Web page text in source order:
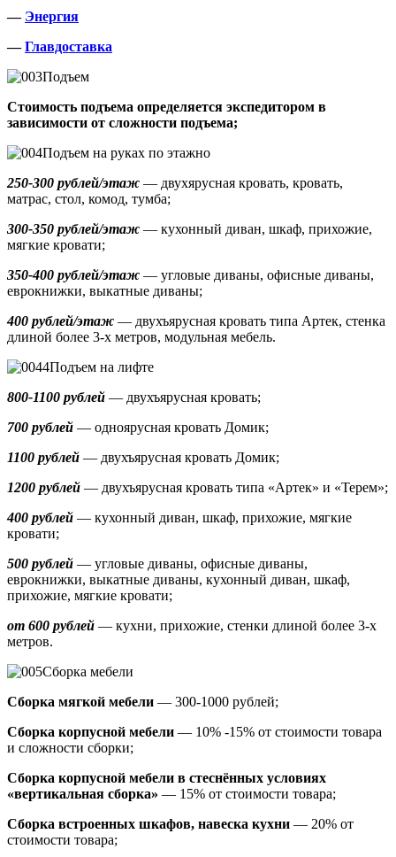
— Энергия
—Главдоставка
Подъем
Стоимость подъема определяется экспедитором в
зависимости от сложности подъема;
Подъем на руках по этажно
250-300 рублей/этаж — двухярусная кровать, кровать,
матрас, стол, комод, тумба;
300-350 рублей/этаж — кухонный диван, шкаф, прихожие,
мягкие кровати;
350-400 рублей/этаж — угловые диваны, офисные диваны,
еврокнижки, выкатные диваны;
400 рублей/этаж — двухъярусная кровать типа Артек, стенка
длиной более 3-х метров, модульная мебель.
Подъем на лифте
800-1100 рублей — двухъярусная кровать;
700 рублей — одноярусная кровать Домик;
1100 рублей — двухъярусная кровать Домик;
1200 рублей — двухъярусная кровать типа «Артек» и «Терем»;
400 рублей — кухонный диван, шкаф, прихожие, мягкие
кровати;
500 рублей — угловые диваны, офисные диваны,
еврокнижки, выкатные диваны, кухонный диван, шкаф,
прихожие, мягкие кровати;
от 600 рублей — кухни, прихожие, стенки длиной более 3-х
метров.
Сборка мебели
Сборка мягкой мебели — 300-1000 рублей;
Сборка корпусной мебели — 10% -15% от стоимости товара
и сложности сборки;
Сборка корпусной мебели в стеснённых условиях
«вертикальная сборка» — 15% от стоимости товара;
Сборка встроенных шкафов, навеска кухни — 20% от
стоимости товара;